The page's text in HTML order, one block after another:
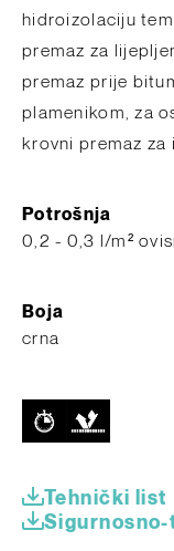
hidroizolaciju
premaz za
premaz prije
plamenikom, za
krovni premaz za
Potrošnja
0,2 - 0,3 l/m²
Boja
crna
Tehnički list